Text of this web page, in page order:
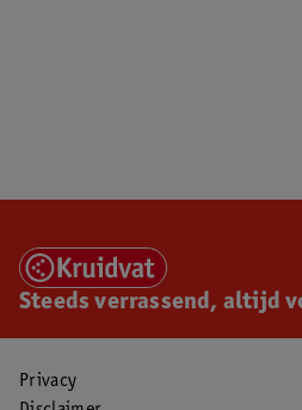
Steeds verrassend, altijd
Privacy